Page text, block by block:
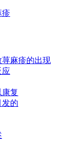
疹
麻疹的出现
应
复
的